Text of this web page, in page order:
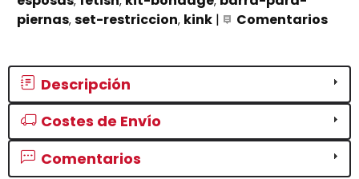
piernas set-restriccion kink | Comentarios
Descripción
Costes de Envío
Comentarios